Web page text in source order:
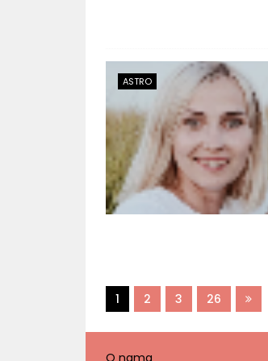
ASTRO
1 2 3 26
O nama